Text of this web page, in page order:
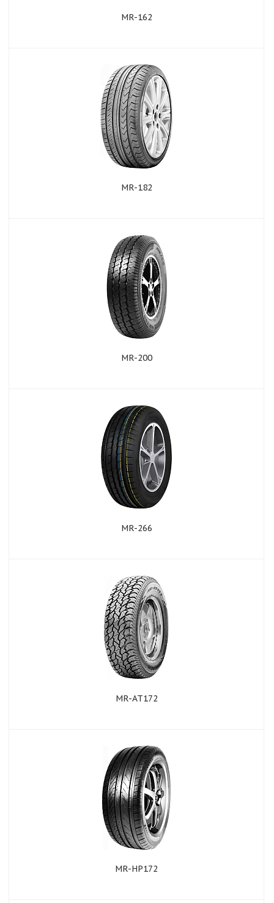
MR-162
MR-182
MR-200
MR-266
MR-AT172
MR-HP172